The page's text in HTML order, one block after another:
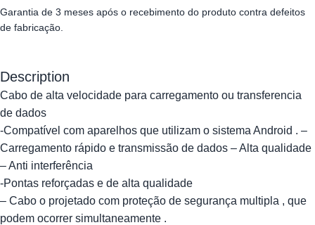
Garantia de 3 meses após o recebimento do produto contra defeitos
de fabricação.
Description
Cabo de alta velocidade para carregamento ou transferencia
de dados
-Compatível com aparelhos que utilizam o sistema Android . –
Carregamento rápido e transmissão de dados – Alta qualidade
– Anti interferência
-Pontas reforçadas e de alta qualidade
– Cabo o projetado com proteção de segurança multipla , que
podem ocorrer simultaneamente .